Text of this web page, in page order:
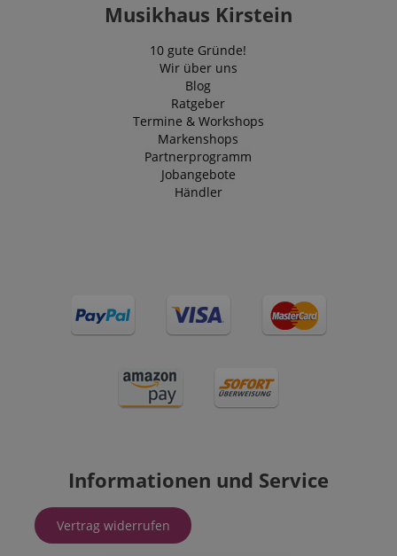
Musikhaus Kirstein
10 gute Gründe!
Wir über uns
Blog
Ratgeber
Termine & Workshops
Markenshops
Partnerprogramm
Jobangebote
Händler
Informationen und Service
Vertrag widerrufen